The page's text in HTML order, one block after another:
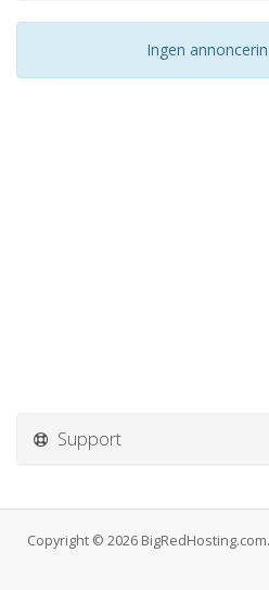
Ingen
Support
Copyright © 2026